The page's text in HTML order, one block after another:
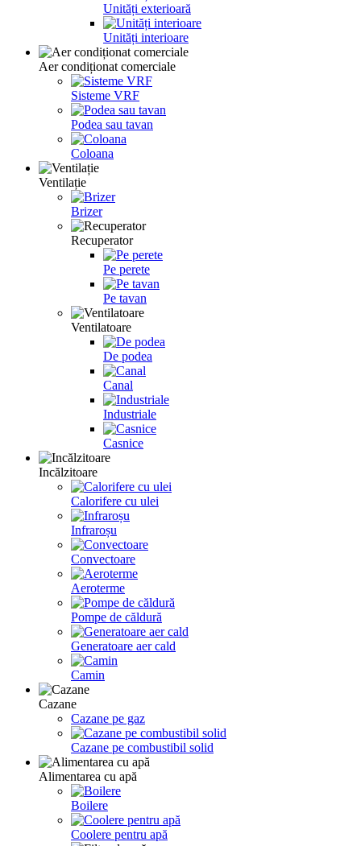
Unități exterioară
Unități interioare
Aer condiționat comerciale
Sisteme VRF
Podea sau tavan
Coloana
Ventilație
Brizer
Recuperator
Pe perete
Pe tavan
Ventilatoare
De podea
Canal
Industriale
Casnice
Incălzitoare
Calorifere cu ulei
Infraroșu
Convectoare
Aeroterme
Pompe de căldură
Generatoare aer cald
Camin
Сazane
Cazane pe gaz
Cazane pe combustibil solid
Alimentarea cu apă
Boilere
Coolere pentru apă